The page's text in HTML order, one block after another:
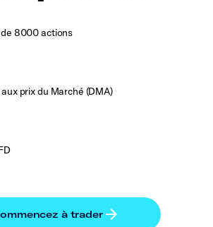
de 8000 actions
prix du Marché (DMA)